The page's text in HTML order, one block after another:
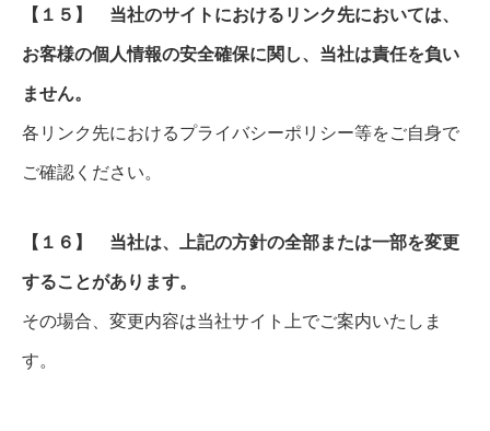
【１５】 当社のサイトにおけるリンク先においては、
お客様の個人情報の安全確保に関し、当社は責任を負い
ません。
各リンク先におけるプライバシーポリシー等をご自身で
ご確認ください。
【１６】 当社は、上記の方針の全部または一部を変更
することがあります。
その場合、変更内容は当社サイト上でご案内いたしま
す。